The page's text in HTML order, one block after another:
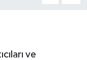
ve